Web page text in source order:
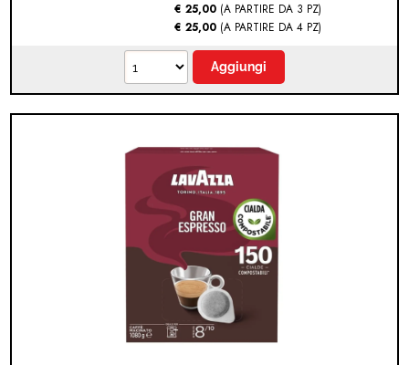
€ 25,00 (A PARTIRE DA 3 PZ)
€ 25,00 (A PARTIRE DA 4 PZ)